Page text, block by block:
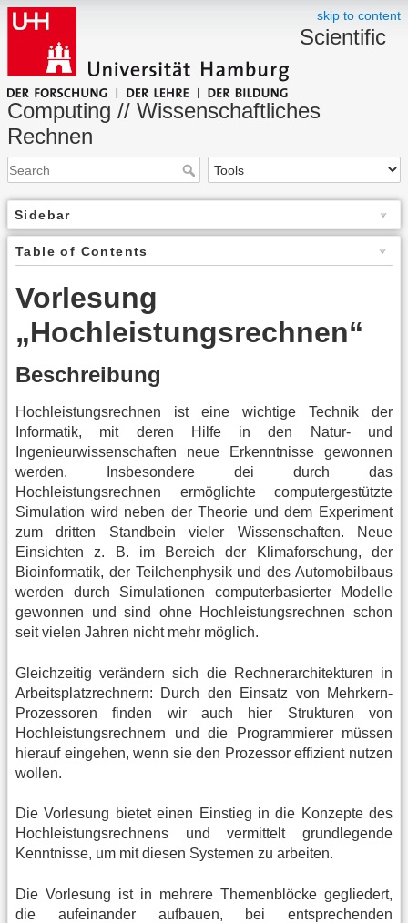
skip to content
Scientific
Computing // Wissenschaftliches
Rechnen
Sidebar
Table of Contents
Vorlesung
„Hochleistungsrechnen“
Beschreibung
Hochleistungsrechnen ist eine wichtige Technik der
Informatik, mit deren Hilfe in den Natur- und
Ingenieurwissenschaften neue Erkenntnisse gewonnen
werden. Insbesondere dei durch das
Hochleistungsrechnen ermöglichte computergestützte
Simulation wird neben der Theorie und dem Experiment
zum dritten Standbein vieler Wissenschaften. Neue
Einsichten z. B. im Bereich der Klimaforschung, der
Bioinformatik, der Teilchenphysik und des Automobilbaus
werden durch Simulationen computerbasierter Modelle
gewonnen und sind ohne Hochleistungsrechnen schon
seit vielen Jahren nicht mehr möglich.
Gleichzeitig verändern sich die Rechnerarchitekturen in
Arbeitsplatzrechnern: Durch den Einsatz von Mehrkern-
Prozessoren finden wir auch hier Strukturen von
Hochleistungsrechnern und die Programmierer müssen
hierauf eingehen, wenn sie den Prozessor effizient nutzen
wollen.
Die Vorlesung bietet einen Einstieg in die Konzepte des
Hochleistungsrechnens und vermittelt grundlegende
Kenntnisse, um mit diesen Systemen zu arbeiten.
Die Vorlesung ist in mehrere Themenblöcke gegliedert,
die aufeinander aufbauen, bei entsprechenden